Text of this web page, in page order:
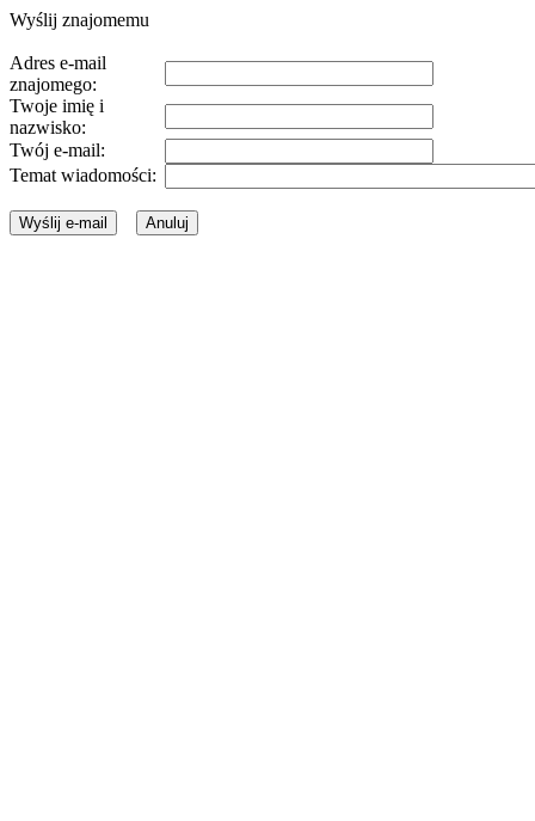
Wyślij znajomemu
Adres e-mail
znajomego:
Twoje imię i
nazwisko:
Twój e-mail:
Temat wiadomości: